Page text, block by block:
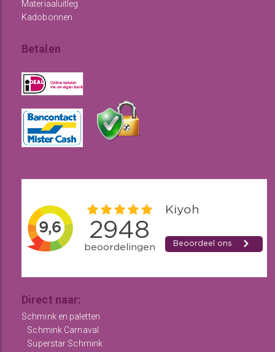
Materiaaluitleg
Kadobonnen
Betalen
Direct naar:
Schmink en paletten
Schmink Carnaval
Superstar Schmink